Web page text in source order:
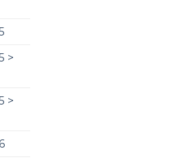
>
>